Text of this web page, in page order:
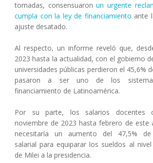
tomadas, consensuaronun urgente
cumpla con la ley de financiamiento ante
ajuste desatado.
Al respecto, un informe reveló que,
2023 hasta la actualidad, con el gobierno
universidades públicas perdieron el 45,6%
pasaron a ser uno de los
financiamiento de Latinoamérica.
Por su parte, los salarios docentes
noviembre de 2023 hasta febrero de este
necesitaría un aumento del 47,5% de
salarial para equiparar los sueldos al
de Milei a la presidencia.